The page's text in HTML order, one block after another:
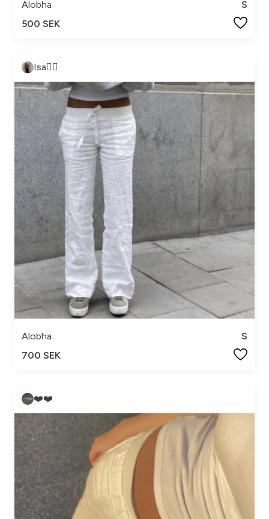
Alobha
S
500 SEK
Isa❤️‍🔥
Alobha
S
700 SEK
❤️❤️